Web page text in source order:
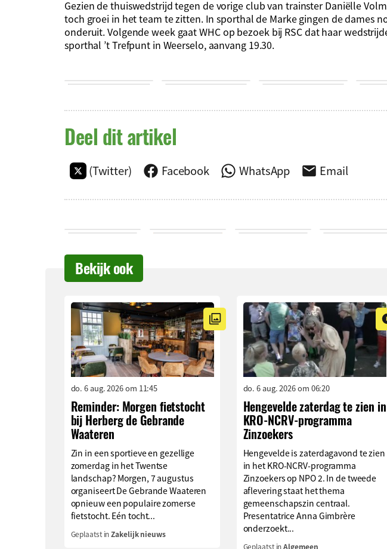
Gezien de thuiswedstrijd tegen de vorige club van trainster Daniëlle
toch groei in het team te zitten. In sporthal de Marke gingen de dames
onderuit. Volgende week gaat WHC op bezoek bij RSC dat haar
sporthal ’t Trefpunt in Weerselo, aanvang 19.30.
Deel dit artikel
(Twitter) Facebook WhatsApp Email
Bekijk ook
do. 6 aug. 2026 om 11:45
Reminder: Morgen fietstocht
bij Herberg de Gebrande
Waateren
Zin in een sportieve en gezellige
zomerdag in het Twentse
landschap? Morgen, 7 augustus
organiseert De Gebrande Waateren
opnieuw een populaire zomerse
fietstocht. Eén tocht...
Geplaatst inZakelijk nieuws
do. 6 aug. 2026 om 06:20
Hengevelde zaterdag te zien in
KRO-NCRV-programma
Zinzoekers
Hengevelde is zaterdagavond te zien
in het KRO-NCRV-programma
Zinzoekers op NPO 2. In de tweede
aflevering staat het thema
gemeenschapszin centraal.
Presentatrice Anna Gimbrère
onderzoekt...
Geplaatst inAlgemeen